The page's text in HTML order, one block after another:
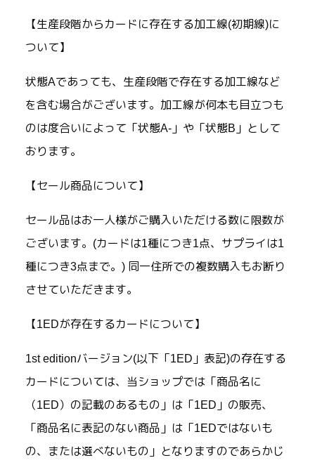
【生産段階からカードに存在する加工線(初期線)に
ついて】
状態Aであっても、生産段階で存在する加工線など
を含む場合がございます。加工線が何本も目立つも
のは度合いによって「状態A-」や「状態B」として
おります。
【セール商品について】
セール品はお一人様がご購入いただける数に限数が
ございます。(カードは1種につき1点、サプライは1
種につき3点まで。) 同一住所での複数購入もお断り
させていただきます。
【1EDが存在するカードについて】
1st editionバージョン(以下「1ED」表記)の存在する
カードについては、当ショップでは「商品名に
（1ED）の記載のあるもの」は「1ED」の販売、
「商品名に表記のない商品」は「1EDではないも
の、または選べないもの」となりますのであらかじ